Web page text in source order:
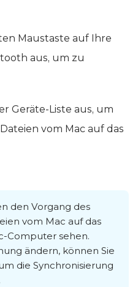
Maustaste auf Ihre
aus, um zu
Geräte-Liste aus, um
vom Mac auf das
den Vorgang des
vom Mac auf das
Computer sehen.
ändern, können Sie
die Synchronisierung